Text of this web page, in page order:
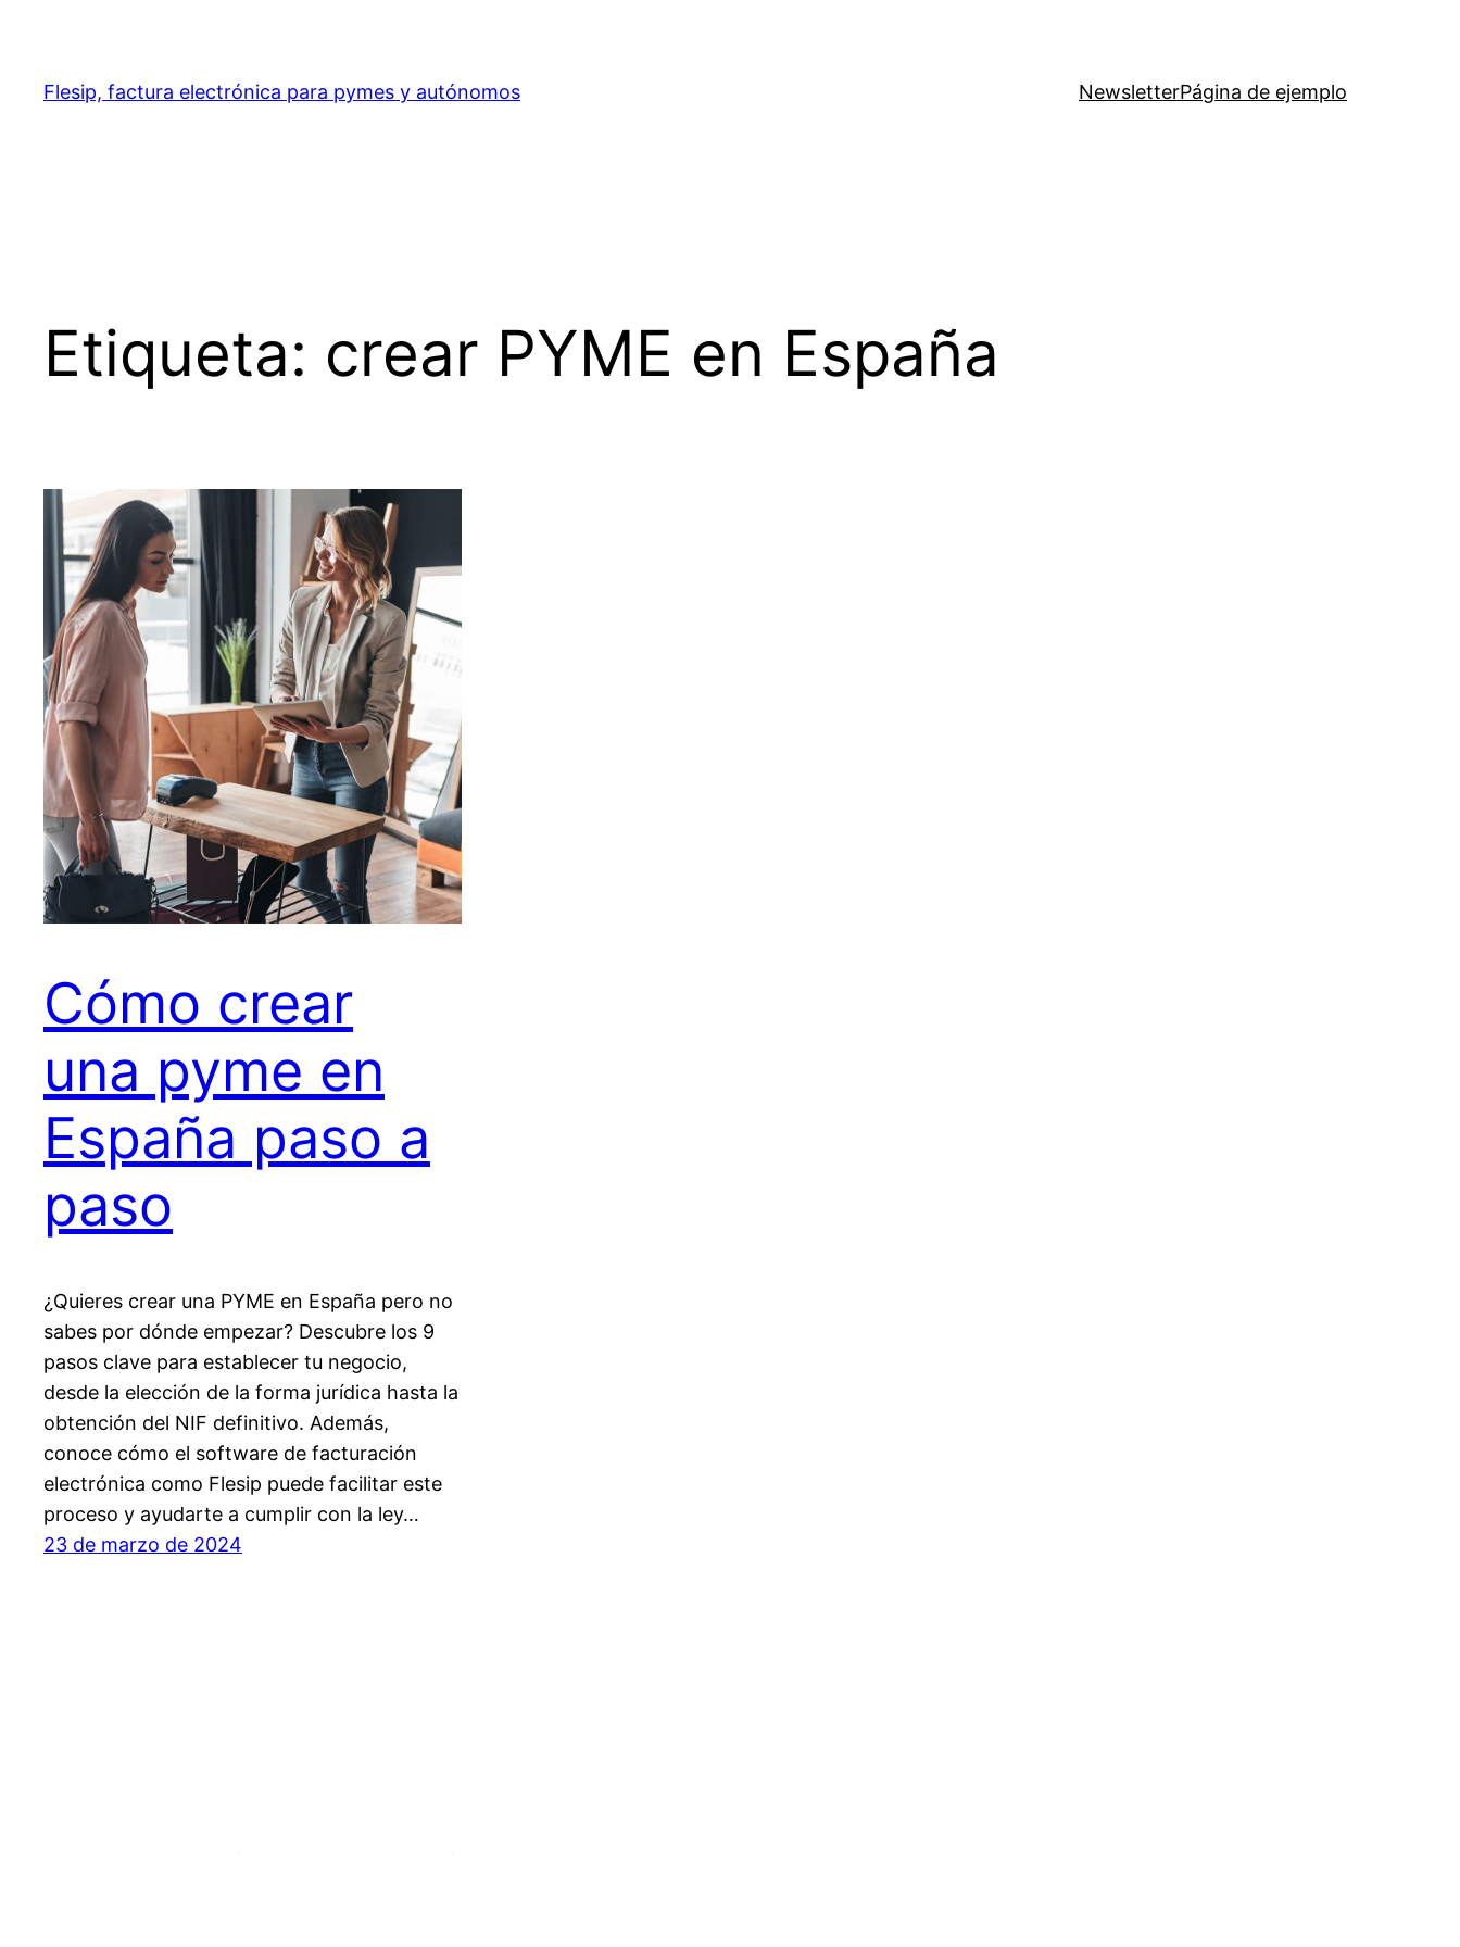
contenido
Flesip, factura electrónica para pymes y autónomos NewsletterPágina de ejemplo
Etiqueta: crear PYME en España
Cómo crear
una pyme en
España paso a
paso
¿Quieres crear una PYME en España pero no
sabes por dónde empezar? Descubre los 9
pasos clave para establecer tu negocio,
desde la elección de la forma jurídica hasta la
obtención del NIF definitivo. Además,
conoce cómo el software de facturación
electrónica como Flesip puede facilitar este
proceso y ayudarte a cumplir con la ley…
23 de marzo de 2024
Flesip, factura electrónica para pymes y autónomos